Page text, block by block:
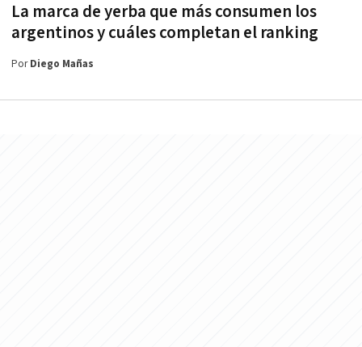
La marca de yerba que más consumen los
argentinos y cuáles completan el ranking
PorDiego Mañas